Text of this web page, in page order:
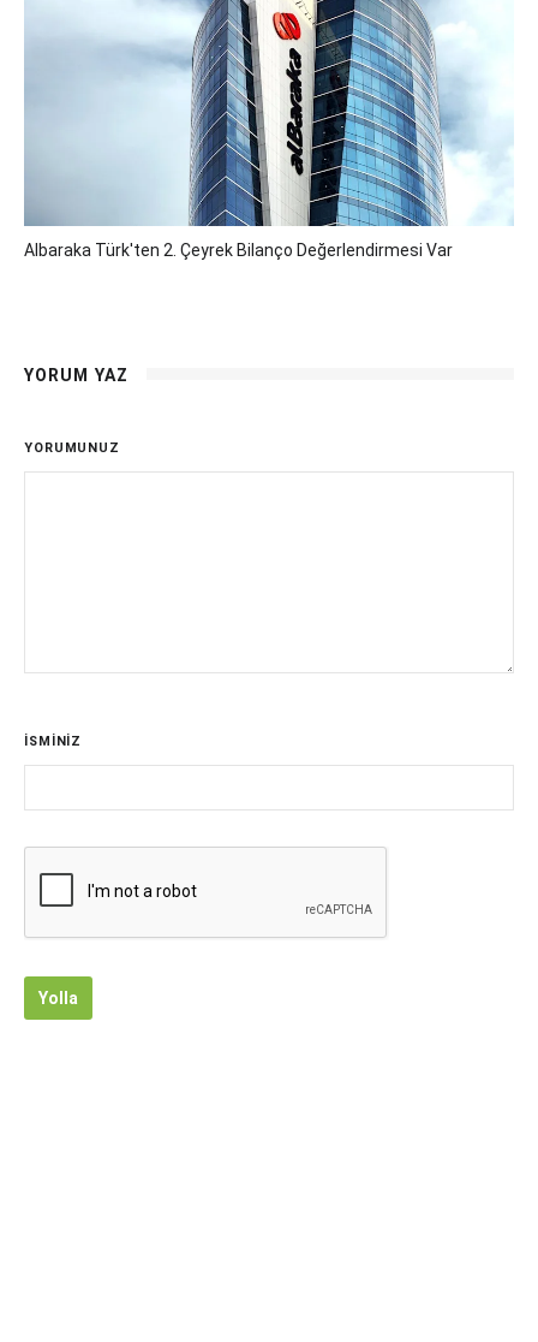
Albaraka Türk'ten 2. Çeyrek Bilanço Değerlendirmesi Var
YORUM YAZ
YORUMUNUZ
İSMİNİZ
Yolla